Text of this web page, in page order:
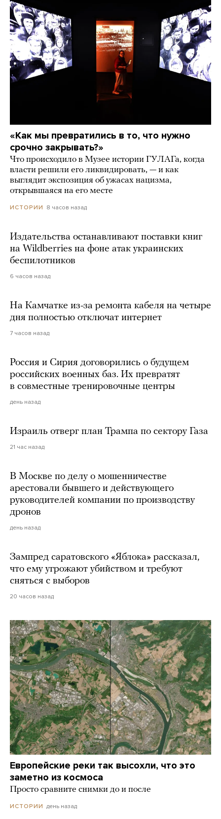
«Как мы превратились в то, что нужно
срочно закрывать?»
Что происходило в Музее истории ГУЛАГа, когда
власти решили его ликвидировать, — и как
выглядит экспозиция об ужасах нацизма,
открывшаяся на его месте
ИСТОРИИ 8 часов назад
Издательства останавливают поставки книг
на Wildberries на фоне атак украинских
беспилотников
6 часов назад
На Камчатке из-за ремонта кабеля на четыре
дня полностью отключат интернет
7 часов назад
Россия и Сирия договорились о будущем
российских военных баз. Их превратят
в совместные тренировочные центры
день назад
Израиль отверг план Трампа по сектору Газа
21 час назад
В Москве по делу о мошенничестве
арестовали бывшего и действующего
руководителей компании по производству
дронов
день назад
Зампред саратовского «Яблока» рассказал,
что ему угрожают убийством и требуют
сняться с выборов
20 часов назад
Европейские реки так высохли, что это
заметно из космоса
Просто сравните снимки до и после
ИСТОРИИ день назад